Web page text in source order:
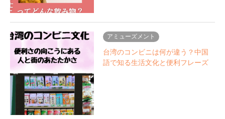
アミューズメント
台湾のコンビニは何が違う？中国
語で知る生活文化と便利フレーズ